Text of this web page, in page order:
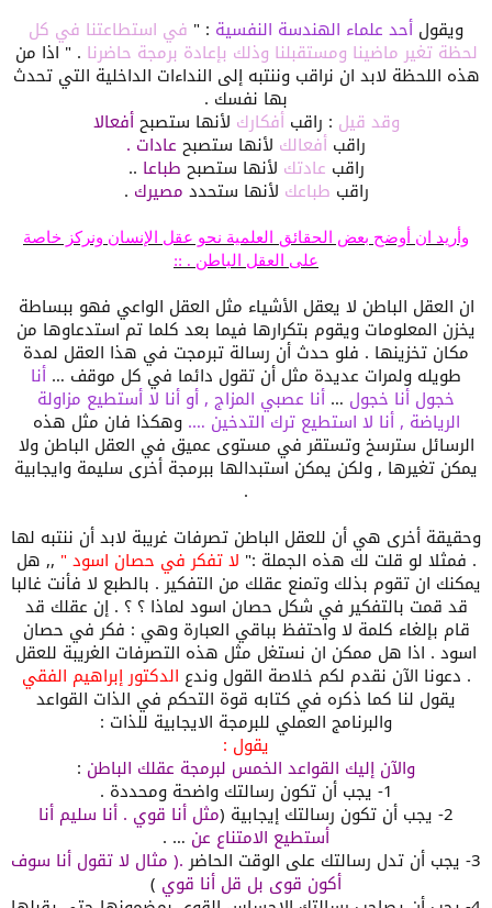
ويقول أحد علماء الهندسة النفسية : " في استطاعتنا في كل
لحظة تغير ماضينا ومستقبلنا وذلك بإعادة برمجة حاضرنا . " اذا من
هذه اللحظة لابد ان نراقب وننتبه إلى النداءات الداخلية التي تحدث
بها نفسك .
وقد قيل : راقبأفكارك لأنها ستصبحأفعالا
راقب أفعالك لأنها ستصبح عادات .
راقب عادتك لأنها ستصبح طباعا ..
راقب طباعك لأنها ستحدد مصيرك .
وأريد ان أوضح بعض الحقائق
العلمية نحو عقل الإنسان ونركز خاصة
على العقل الباطن . ::
ان العقل الباطن لا يعقل الأشياء مثل العقل الواعي فهو ببساطة
يخزن المعلومات ويقوم بتكرارها فيما بعد كلما تم استدعاوها من
مكان تخزينها . فلو حدث أن رسالة تبرمجت في هذا العقل لمدة
طويله ولمرات عديدة مثل أن تقول دائما في كل موقف … أنا
خجول أنا خجول … أنا عصبي المزاج , أو أنا لا أستطيع مزاولة
الرياضة , أنا لا استطيع ترك التدخين …. وهكذا فان مثل هذه
الرسائل سترسخ وتستقر في مستوى عميق في العقل الباطن ولا
يمكن تغيرها , ولكن يمكن استبدالها ببرمجة أخرى سليمة وايجابية
.
وحقيقة أخرى هي أن للعقل الباطن تصرفات غريبة لابد أن ننتبه لها
. فمثلا لو قلت لك هذه الجملة :" لا تفكر في حصان اسود " ,, هل
يمكنك ان تقوم بذلك وتمنع عقلك من التفكير . بالطبع لا فأنت غالبا
قد قمت بالتفكير في شكل حصان اسود لماذا ؟ ؟ . إن عقلك قد
قام بإلغاء كلمة لا واحتفظ بباقي العبارة وهي : فكر في حصان
اسود . اذا هل ممكن ان نستغل مثل هذه التصرفات الغريبة للعقل
. دعونا الآن نقدم لكم خلاصة القول وندع الدكتور إبراهيم الفقي
يقول لنا كما ذكره في كتابه قوة التحكم في الذات القواعد
والبرنامج العملي للبرمجة الايجابية للذات :
يقول :
والآن إليك القواعد الخمس لبرمجة عقلك الباطن :
1- يجب أن تكون رسالتك واضحة ومحددة .
2- يجب أن تكون رسالتك إيجابية ( مثل أنا قوي . أنا سليم أنا
أستطيع الامتناع عن … .
3- يجب أن تدل رسالتك على الوقت الحاضر .( مثال لاتقول أنا سوف
أكون قوى بل قل أنا قوي )